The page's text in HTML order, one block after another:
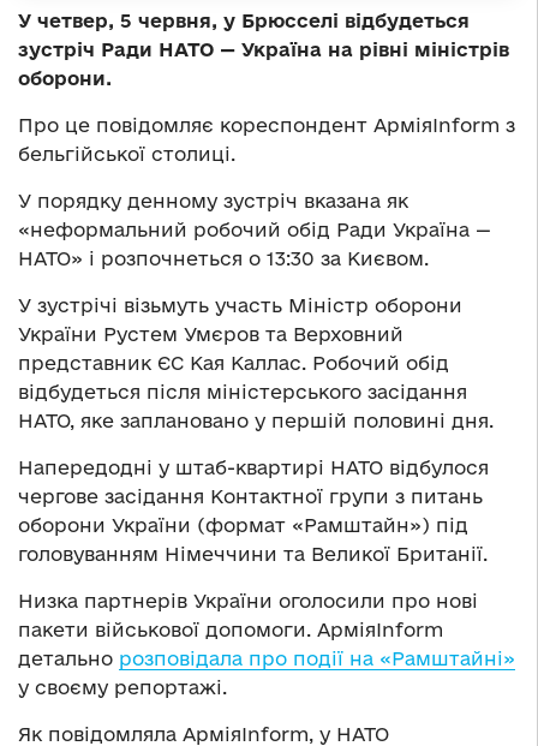
У четвер, 5 червня, у Брюсселі відбудеться
зустріч Ради НАТО — Україна на рівні міністрів
оборони.
Про це повідомляє кореспондент АрміяInform з
бельгійської столиці.
У порядку денному зустріч вказана як
«неформальний робочий обід Ради Україна —
НАТО» і розпочнеться о 13:30 за Києвом.
У зустрічі візьмуть участь Міністр оборони
України Рустем Умєров та Верховний
представник ЄС Кая Каллас. Робочий обід
відбудеться після міністерського засідання
НАТО, яке заплановано у першій половині дня.
Напередодні у штаб-квартирі НАТО відбулося
чергове засідання Контактної групи з питань
оборони України (формат «Рамштайн») під
головуванням Німеччини та Великої Британії.
Низка партнерів України оголосили про нові
пакети військової допомоги. АрміяInform
детально розповідала про події на «Рамштайні»
у своєму репортажі.
Як повідомляла АрміяInform, у НАТО